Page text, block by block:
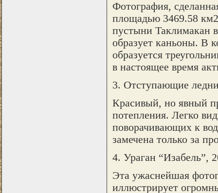
Фотография,
площадью 3469.58
пустыни Таклимакан
образует каньоны. В
образуется
в настоящее время
3. Отступающие
Красивый, но явный
потепления. Легко
поворачивающих к
замечена только за
4. Ураган “Изабель”,
Эта ужаснейшая
иллюстрирует